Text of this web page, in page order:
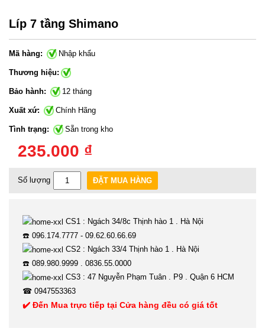
Líp 7 tầng Shimano
Mã hàng: Nhập khẩu
Thương hiệu:
Bảo hành: 12 tháng
Xuất xứ: Chính Hãng
Tình trạng: Sẵn trong kho
235.000 ₫
Số lượng ĐẶT MUA HÀNG
CS1 : Ngách 34/8c Thịnh hào 1 . Hà Nội
☎️ 096.174.7777 - 09.62.60.66.69
CS2 : Ngách 33/4 Thịnh hào 1 . Hà Nội
☎️ 089.980.9999 . 0836.55.0000
CS3 : 47 Nguyễn Phạm Tuân . P9 . Quận 6 HCM
☎ 0947553363
✔️ Đến Mua trực tiếp tại Cửa hàng đều có giá tốt